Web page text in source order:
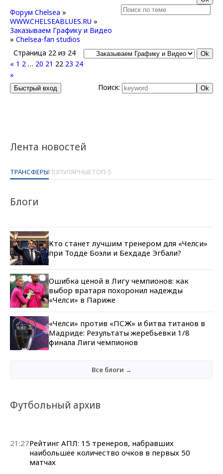
Лента новостей
ТРАНСФЕРЫПОПУЛЯРНЫЕТОП-5
Блоги
Кто станет лучшим тренером для «Челси»
при Тодде Боэли и Бехдаде Эгбали?
Ошибка ценой в Лигу чемпионов: как
выбор вратаря похоронил надежды
«Челси» в Париже
«Челси» против «ПСЖ» и битва титанов в
Мадриде: Результаты жеребьевки 1/8
финала Лиги чемпионов
Все блоги →
Футбольный архив
21:27Рейтинг АПЛ: 15 тренеров, набравших
наибольшее количество очков в первых 50
матчах
Форум Chelsea »
WWW.CHELSEABLUES.RU »
Заказываем Графику и Видео
» Chelsea-fan studios
Страница 22 из 24
« 1 2 … 20 21 22 23 24
»
Поиск: